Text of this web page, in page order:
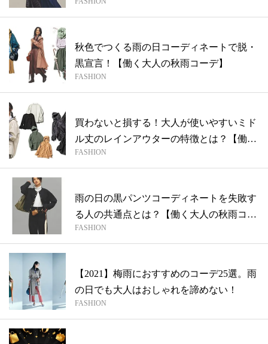
秋色でつくる雨の日コーディネートで脱・
黒宣言！【働く大人の秋雨コーデ】
FASHION
買わないと損する！大人が使いやすいミド
ル丈のレインアウターの特徴とは？【働く
大人...
FASHION
雨の日の黒パンツコーディネートを失敗す
る人の共通点とは？【働く大人の秋雨コー
デ】
FASHION
【2021】梅雨におすすめのコーデ25選。雨
の日でも大人はおしゃれを諦めない！
FASHION